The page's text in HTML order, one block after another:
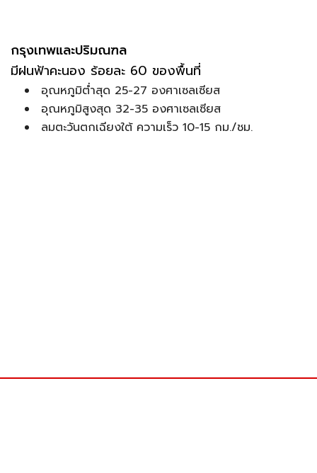
กรุงเทพและปริมณฑล
มีฝนฟ้าคะนอง ร้อยละ 60 ของพื้นที่
อุณหภูมิต่ำสุด 25-27 องศาเซลเซียส
อุณหภูมิสูงสุด 32-35 องศาเซลเซียส
ลมตะวันตกเฉียงใต้ ความเร็ว 10-15 กม./ชม.